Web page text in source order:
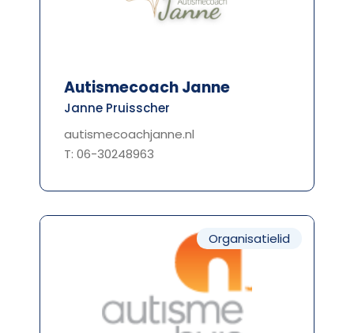
Autismecoach Janne
Janne Pruisscher
autismecoachjanne.nl
T: 06-30248963
Organisatielid